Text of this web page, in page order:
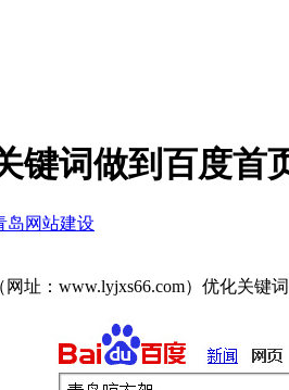
键词做到百度首
岛网站建设
址：www.lyjxs66.com）优化关键